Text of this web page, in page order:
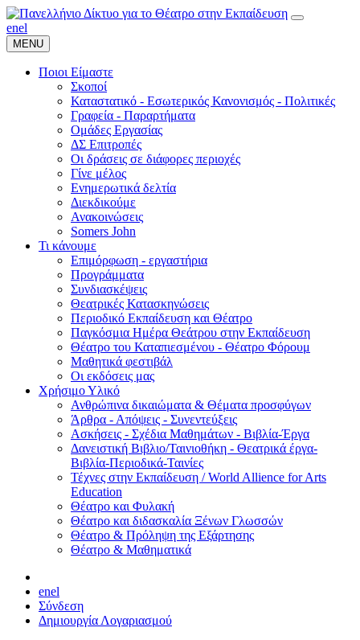
enel
MENU
Ποιοι Είμαστε
Σκοποί
Καταστατικό - Εσωτερικός Κανονισμός - Πολιτικές
Γραφεία - Παραρτήματα
Ομάδες Εργασίας
ΔΣ Επιτροπές
Οι δράσεις σε διάφορες περιοχές
Γίνε μέλος
Ενημερωτικά δελτία
Διεκδικούμε
Ανακοινώσεις
Somers John
Τι κάνουμε
Επιμόρφωση - εργαστήρια
Προγράμματα
Συνδιασκέψεις
Θεατρικές Κατασκηνώσεις
Περιοδικό Εκπαίδευση και Θέατρο
Παγκόσμια Ημέρα Θεάτρου στην Εκπαίδευση
Θέατρο του Καταπιεσμένου - Θέατρο Φόρουμ
Μαθητικά φεστιβάλ
Οι εκδόσεις μας
Χρήσιμο Υλικό
Ανθρώπινα δικαιώματα & Θέματα προσφύγων
Άρθρα - Απόψεις - Συνεντεύξεις
Ασκήσεις - Σχέδια Μαθημάτων - Βιβλία-Έργα
Δανειστική Βιβλιο/Ταινιοθήκη - Θεατρικά έργα-
Βιβλία-Περιοδικά-Ταινίες
Τέχνες στην Εκπαίδευση / World Allience for Arts
Education
Θέατρο και Φυλακή
Θέατρο και διδασκαλία Ξένων Γλωσσών
Θέατρο & Πρόληψη της Εξάρτησης
Θέατρο & Μαθηματικά
enel
Σύνδεση
Δημιουργία Λογαριασμού